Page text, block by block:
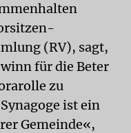
(RV), sagt,
für die Beter
zu
ist ein
Gemeinde«,